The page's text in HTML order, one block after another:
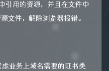
引用的资源，并且在文件中
文件，解除浏览器报错。
业务上域名需要的证书类